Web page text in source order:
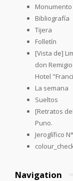
Monumento
Bibliografía
Tijera
Folletín
[Vista de]
don
Hotel
La semana
Sueltos
[Retratos
Puno.
Jeroglífico
Navigation